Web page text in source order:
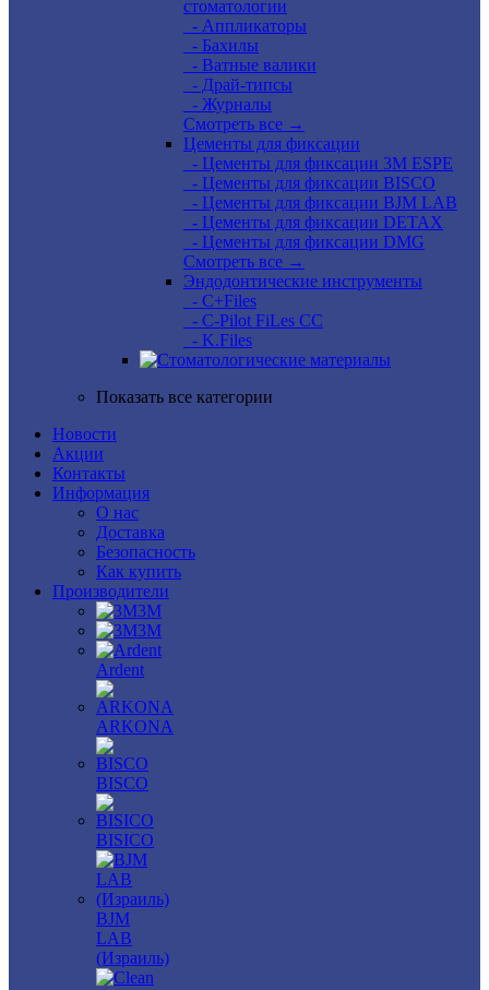
стоматологии
- Аппликаторы
- Бахилы
- Ватные валики
- Драй-типсы
- Журналы
Смотреть все →
Цементы для фиксации
- Цементы для фиксации 3M ESPE
- Цементы для фиксации BISCO
- Цементы для фиксации BJM LAB
- Цементы для фиксации DETAX
- Цементы для фиксации DMG
Смотреть все →
Эндодонтические инструменты
- C+Files
- C-Pilot FiLes CC
- K.Files
Показать все категории
Новости
Акции
Контакты
Информация
О нас
Доставка
Безопасность
Как купить
Производители
3M
3М
Ardent
ARKONA
BISCO
BISICO
BJM
LAB
(Израиль)